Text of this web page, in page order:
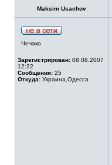
Maksim Usachov
Чечако
Зарегистрирован: 08.08.2007
12:22
Сообщения: 25
Откуда: Украина,Одесса